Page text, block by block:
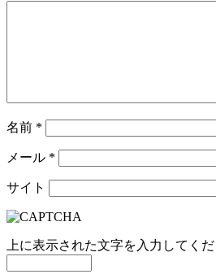
名前 *
メール *
サイト
上に表示された文字を入力してくだ